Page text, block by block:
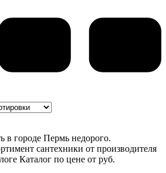
в городе Пермь недорого.
сантехники от производителя
Каталог по цене от руб.